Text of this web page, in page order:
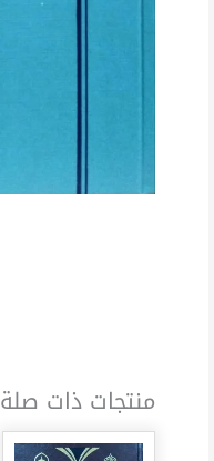
منتجات ذات صلة